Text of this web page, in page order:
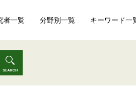
者一覧 分野別一覧 キーワード一